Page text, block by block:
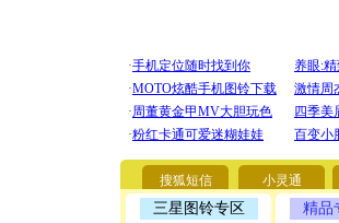
搜狐短信 小灵通
三星图铃专区 精品